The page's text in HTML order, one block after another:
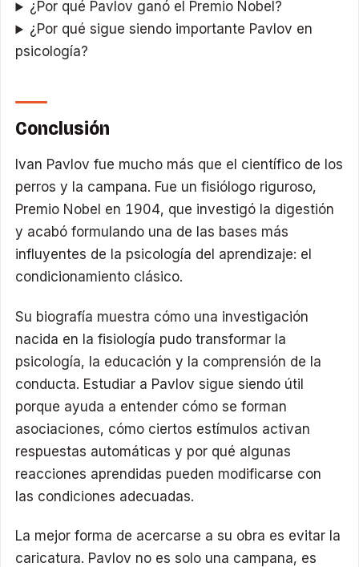
¿Por qué Pavlov ganó el Premio Nobel?
¿Por qué sigue siendo importante Pavlov en
psicología?
Conclusión
Ivan Pavlov fue mucho más que el científico de los
perros y la campana. Fue un fisiólogo riguroso,
Premio Nobel en 1904, que investigó la digestión
y acabó formulando una de las bases más
influyentes de la psicología del aprendizaje: el
condicionamiento clásico.
Su biografía muestra cómo una investigación
nacida en la fisiología pudo transformar la
psicología, la educación y la comprensión de la
conducta. Estudiar a Pavlov sigue siendo útil
porque ayuda a entender cómo se forman
asociaciones, cómo ciertos estímulos activan
respuestas automáticas y por qué algunas
reacciones aprendidas pueden modificarse con
las condiciones adecuadas.
La mejor forma de acercarse a su obra es evitar la
caricatura. Pavlov no es solo una campana, es